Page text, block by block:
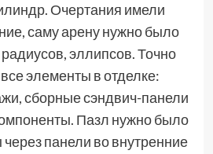
Очертания имели
саму арену нужно было
эллипсов. Точно
элементы в отделке:
сборные сэндвич-панели
Пазл нужно было
через панели во внутренние